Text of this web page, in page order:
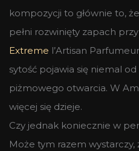
kompozycji to głównie to,
pełni rozwinięty zapach
Extreme l’Artisan
sytość pojawia się niemal
piżmowego otwarcia. W
więcej się dzieje.
Czy jednak koniecznie w
Może tym razem wystarczy,